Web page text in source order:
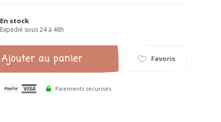
En stock
Expédié sous 24 à 48h
Ajouter au panier Favoris
Paiements sécurisés